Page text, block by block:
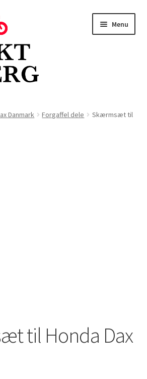
Menu
Danmark Forgaffel dele
Skærmsæt til
til Honda Dax